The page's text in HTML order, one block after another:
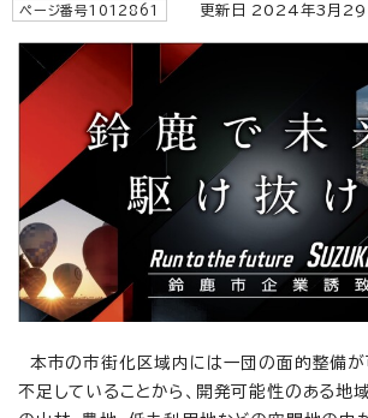
ページ番号1012861 更新日 2024年3月29
本市の市街化区域内には一団の面的整備
不足していることから、開発可能性のある地